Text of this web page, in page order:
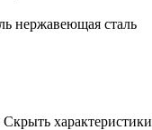
нержавеющая сталь
Скрыть характеристики